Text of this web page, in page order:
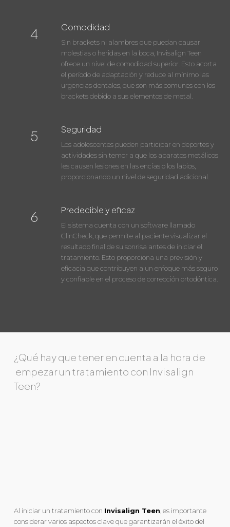
4 Comodidad
Sin brackets ni alambres que puedan causar
molestias o heridas en la boca, Invisalign Teen
ofrece un nivel de comodidad superior. Esto acorta
el período de adaptación y reduce al mínimo las
urgencias dentales, que son más comunes con los
brackets debido a sus elementos de metal.
5 Seguridad
Los adolescentes pueden participar en deportes y
actividades sin temor a que los aparatos metálicos
les causen lesiones en las encías o los labios,
proporcionando un nivel de seguridad adicional.
6 Predecible y eficaz
El sistema cuenta con un software llamado
ClinCheck, que permite al paciente visualizar el
resultado final de su sonrisa antes de iniciar el
tratamiento. Esto proporciona una previsión y
eficacia que contribuyen a un enfoque más seguro
y confiable en el proceso de corrección ortodóntica.
¿Qué hay que tener en cuenta a la hora de
empezar un tratamiento con Invisalign
Teen?
Al iniciar un tratamiento con Invisalign Teen, es importante
considerar varios aspectos clave que garantizarán el éxito del